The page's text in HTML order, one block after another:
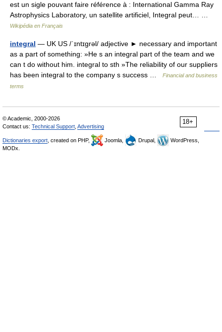
est un sigle pouvant faire référence à : International Gamma Ray
Astrophysics Laboratory, un satellite artificiel, Integral peut… …
Wikipédia en Français
integral — UK US /ˈɪntɪgrəl/ adjective ► necessary and important
as a part of something: »He s an integral part of the team and we
can t do without him. integral to sth »The reliability of our suppliers
has been integral to the company s success …
Financial and business
terms
18+
© Academic, 2000-2026
Contact us: Technical Support Advertising
Dictionaries export , created on PHP, Joomla, Drupal,
WordPress,
MODx.